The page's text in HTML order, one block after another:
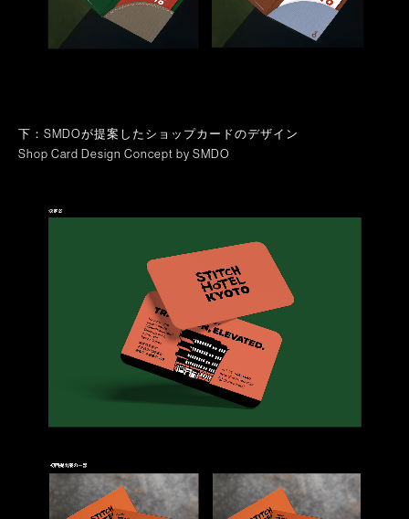
下：SMDOが提案したショップカードのデザイン
Shop Card Design Concept by SMDO